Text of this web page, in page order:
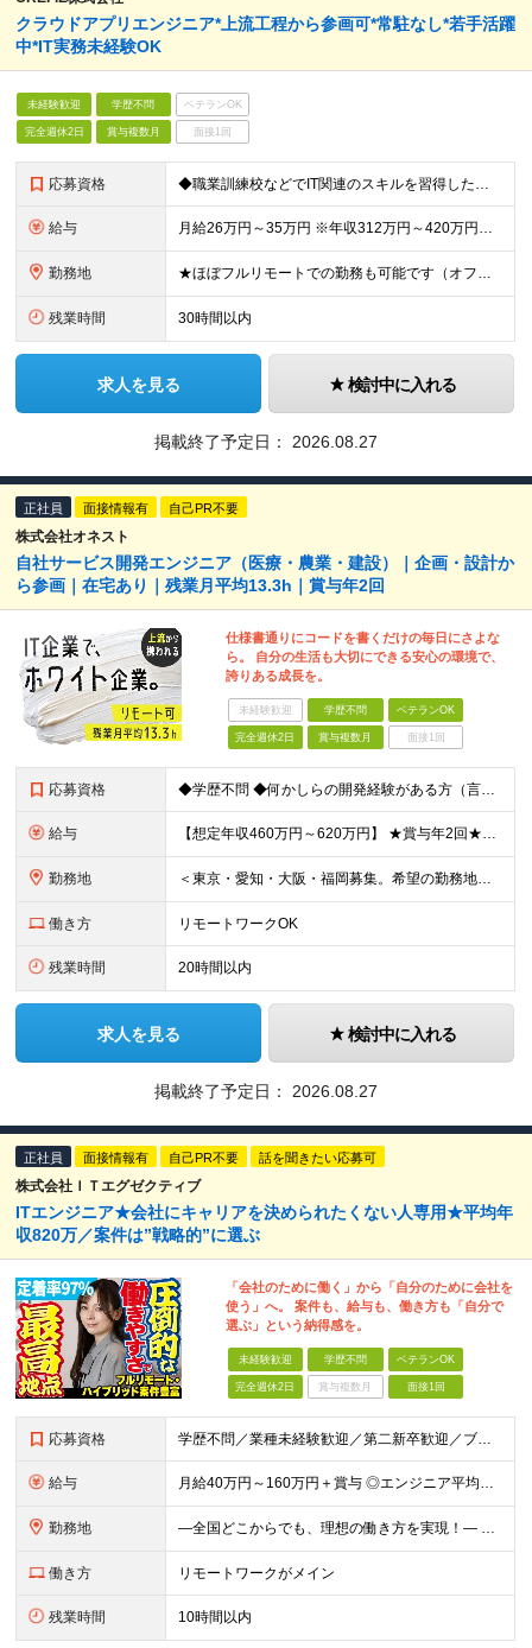
クラウドアプリエンジニア*上流工程から参画可*常駐なし*若手活躍
中*IT実務未経験OK
未経験歓迎 学歴不問 ベテランOK
完全週休2日 賞与複数月 面接1回
応募資格 ◆職業訓練校などでIT関連のスキルを習得した方、もしくはIT関連の資格を保持した方 ◆顧客折衝のご経験をお持ちの方 ※学歴不問 ★チームでの案件推進が前提になるので、チームワークを大切にする方、チー
給与 月給26万円～35万円 ※年収312万円～420万円を想定しています ★昇給年2回(実績・評価による) ★業績賞与あり（半期と通年/実績・評価による) ★インセンティブ制度あり (社員紹介、新規事業企
勤務地 ★ほぼフルリモートでの勤務も可能です（オフィス出社、リモート勤務を選択ができます） ※2ヶ月に一度実施する「全社会」への参加（出社）が必須であり、 業務のフェーズの応じて出社を推奨する場合があります
残業時間 30時間以内
求人を見る 検討中に入れる
掲載終了予定日： 2026.08.27
正社員 面接情報有 自己PR不要
株式会社オネスト
自社サービス開発エンジニア（医療・農業・建設）｜企画・設計か
ら参画｜在宅あり｜残業月平均13.3h｜賞与年2回
仕様書通りにコードを書くだけの毎日にさよな
ら。 自分の生活も大切にできる安心の環境で、
誇りある成長を。
未経験歓迎 学歴不問 ベテランOK
完全週休2日 賞与複数月 面接1回
応募資格 ◆学歴不問 ◆何かしらの開発経験がある方（言語不問） ＜以下のような方を歓迎します＞ ◎自社プロダクト開発に携わりたい方 ◎新しいサービスの企画から挑戦してみたい方 ◎これまでの経験を活かし管理職を
給与 【想定年収460万円～620万円】 ★賞与年2回★勤務地手当あり 月給30万円～41万円 ＜各種手当＞ ■勤務地手当（東京2万円／月、大阪1万円／月、名古屋5000円／月） ■通勤手当（月額5万円ま
勤務地 ＜東京・愛知・大阪・福岡募集。希望の勤務地で働けます＞ 希望通りの配属＆転勤も基本なし！ 「プロジェクト人員の枠を広げたい」などといった、 会社からの強制的な異動・出向依頼はありません。 ■東京オフ
働き方 リモートワークOK
残業時間 20時間以内
求人を見る 検討中に入れる
掲載終了予定日： 2026.08.27
正社員 面接情報有 自己PR不要 話を聞きたい応募可
株式会社ＩＴエグゼクティブ
ITエンジニア★会社にキャリアを決められたくない人専用★平均年
収820万／案件は”戦略的”に選ぶ
「会社のために働く」から「自分のために会社を
使う」へ。 案件も、給与も、働き方も「自分で
選ぶ」という納得感を。
未経験歓迎 学歴不問 ベテランOK
完全週休2日 賞与複数月 面接1回
応募資格 学歴不問／業種未経験歓迎／第二新卒歓迎／ブランクOK ＜WEB面談1回のみ！経験の浅い方も歓迎＞ ■ITエンジニアの実務経験1年以上の実務経験をお持ちの方 ※言語・工程・業界・ジャンルなど不問 ※
給与 月給40万円～160万円＋賞与 ◎エンジニア平均年収820万円 ◎入社した全員が年収UPしています！（前職年収180万円UP） ◎単価連動型：還元率83%～100％だから高収入が実現 ◎待機時給与保
勤務地 ―全国どこからでも、理想の働き方を実現！― 〇柔軟な勤務スタイルを実現 フレックス制度にも対応、社内業務/帰社日ゼロ。 9割以上のメンバーが「フルリモート」または「リモート併用」の働き方で活躍中。 ス
働き方 リモートワークがメイン
残業時間 10時間以内